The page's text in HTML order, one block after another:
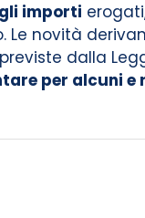
importi
novità
dalla
per alcuni